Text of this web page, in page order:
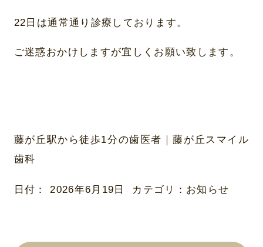
22日は通常通り診療しております。
ご迷惑おかけしますが宜しくお願い致します。
藤が丘駅から徒歩1分の歯医者｜藤が丘スマイル
歯科
日付：2026年6月19日 カテゴリ： お知らせ